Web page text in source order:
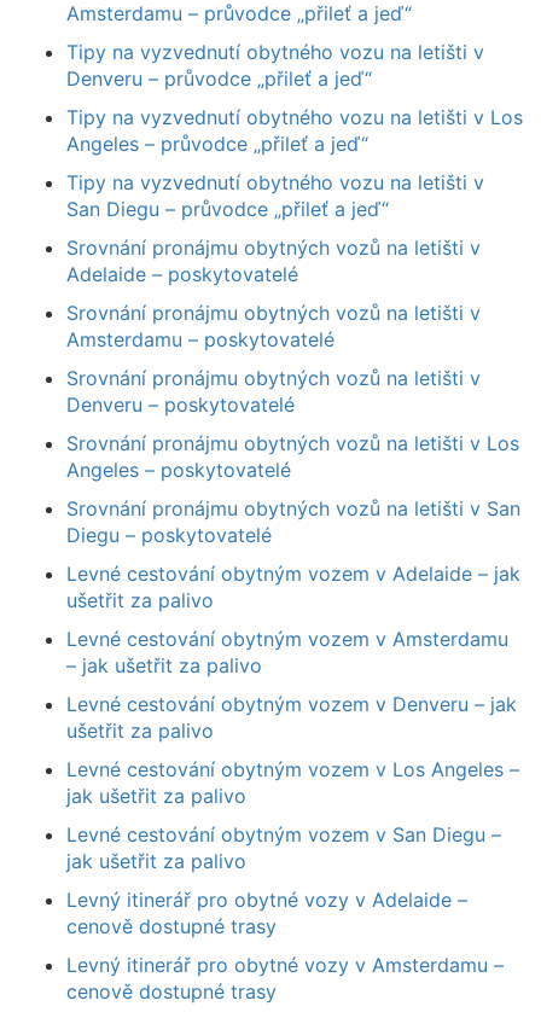
Amsterdamu – průvodce „přileť a jeď“
Tipy na vyzvednutí obytného vozu na letišti v
Denveru – průvodce „přileť a jeď“
Tipy na vyzvednutí obytného vozu na letišti v Los
Angeles – průvodce „přileť a jeď“
Tipy na vyzvednutí obytného vozu na letišti v
San Diegu – průvodce „přileť a jeď“
Srovnání pronájmu obytných vozů na letišti v
Adelaide – poskytovatelé
Srovnání pronájmu obytných vozů na letišti v
Amsterdamu – poskytovatelé
Srovnání pronájmu obytných vozů na letišti v
Denveru – poskytovatelé
Srovnání pronájmu obytných vozů na letišti v Los
Angeles – poskytovatelé
Srovnání pronájmu obytných vozů na letišti v San
Diegu – poskytovatelé
Levné cestování obytným vozem v Adelaide – jak
ušetřit za palivo
Levné cestování obytným vozem v Amsterdamu
– jak ušetřit za palivo
Levné cestování obytným vozem v Denveru – jak
ušetřit za palivo
Levné cestování obytným vozem v Los Angeles –
jak ušetřit za palivo
Levné cestování obytným vozem v San Diegu –
jak ušetřit za palivo
Levný itinerář pro obytné vozy v Adelaide –
cenově dostupné trasy
Levný itinerář pro obytné vozy v Amsterdamu –
cenově dostupné trasy